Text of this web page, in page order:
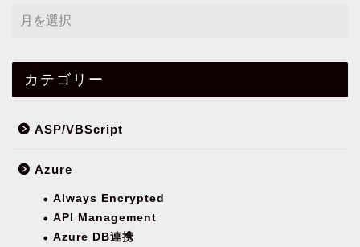
カテゴリー
ASP/VBScript
Azure
Always Encrypted
API Management
Azure DB連携